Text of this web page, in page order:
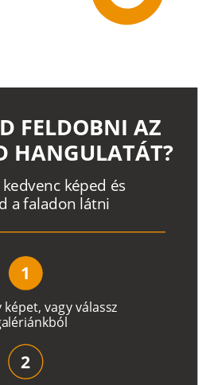
képet, vagyválassz
alériánkból
kedvenc képed és
d a faladon látni
FELDOBNI AZ
HANGULATÁT?
1
2